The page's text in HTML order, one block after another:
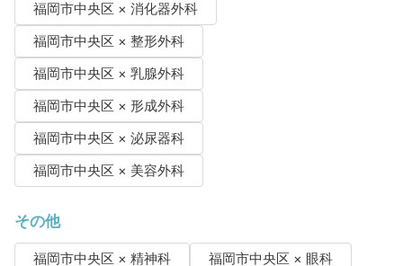
福岡市中央区 × 消化器外科
福岡市中央区 × 整形外科
福岡市中央区 × 乳腺外科
福岡市中央区 × 形成外科
福岡市中央区 × 泌尿器科
福岡市中央区 × 美容外科
その他
福岡市中央区 × 精神科 福岡市中央区 × 眼科